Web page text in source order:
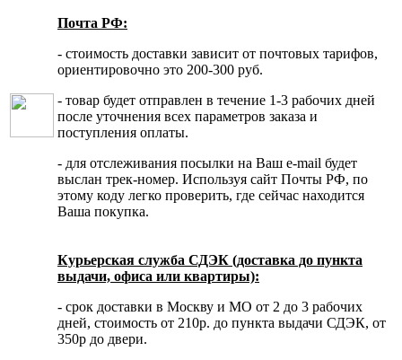
Почта РФ:
- стоимость доставки зависит от почтовых тарифов,
ориентировочно это 200-300 руб.
- товар будет отправлен в течение 1-3 рабочих дней
после уточнения всех параметров заказа и
поступления оплаты.
- для отслеживания посылки на Ваш e-mail будет
выслан трек-номер. Используя сайт Почты РФ, по
этому коду легко проверить, где сейчас находится
Ваша покупка.
Курьерская служба СДЭК (доставка до пункта
выдачи, офиса или квартиры):
- срок доставки в Москву и МО от 2 до 3 рабочих
дней, стоимость от 210р. до пункта выдачи СДЭК, от
350р до двери.